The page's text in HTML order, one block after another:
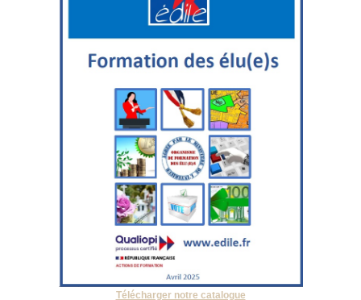
Télécharger notre catalogue